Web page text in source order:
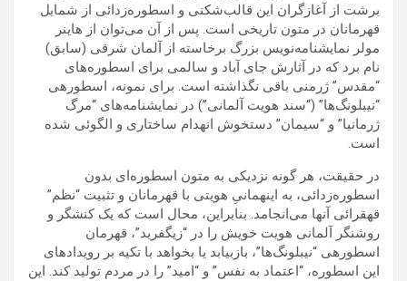
برشت از آغازگران این قالب‌شکنی و اسطوره‌زدائی از شمایل
قهرمانان در متون تاریخی است. پس از آن می‌توان از هاینر
مولر نمایشنامه‌نویس بزرگ برخاسته از آلمان شرقی (سابق)
نام برد که در آثارش جای آباد و سالمی برای اسطوره‌های
“مقدس” ژرمنی باقی نگذاشته است. برای نمونه، اسطوره‍ی
“نیبلونگ‌ها” (“سند هویت آلمانی”) در نمایشنامه‌های “مرگ
ژرمانیا” و “سیمان” دستخوش انهدام ساختاری و الگوئی شده
است.
در حقیقت، هر گونه نزدیکی به متون اسطوره‌ای بدون
اسطوره‌زدائی، به اینهمانیِ هویتی با قهرمانان و تثبیت “نظم”
قهقرائی آنها می‌انجامد. بنابراین، محال است که یک کنشگر و
روشنگر آلمانی هویت خویش را در “زیگفرید”، قهرمان
اسطوره‍ی “نیبلونگ‌ها”، بازبیابد یا بخواهد با تکیه بر رویدادهای
این اسطوره، “اعتماد به نفس” و “امید” را در مردم تولید کند. این